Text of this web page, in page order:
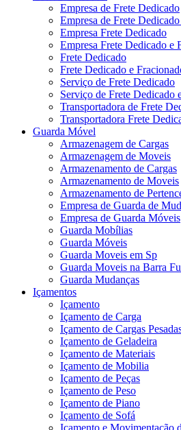
Empresa de Frete Dedicado
Empresa de Frete
Empresa Frete Dedicado
Empresa Frete Dedicado e
Frete Dedicado
Frete Dedicado e
Serviço de Frete Dedicado
Serviço de Frete Dedicado
Transportadora de Frete
Transportadora Frete
Guarda Móvel
Armazenagem de Cargas
Armazenagem de Moveis
Armazenamento de Cargas
Armazenamento de Moveis
Armazenamento de
Empresa de Guarda de
Empresa de Guarda Móveis
Guarda Mobílias
Guarda Móveis
Guarda Moveis em Sp
Guarda Moveis na Barra
Guarda Mudanças
Içamentos
Içamento
Içamento de Carga
Içamento de Cargas
Içamento de Geladeira
Içamento de Materiais
Içamento de Mobilia
Içamento de Peças
Içamento de Peso
Içamento de Piano
Içamento de Sofá
Içamento e Movimentação